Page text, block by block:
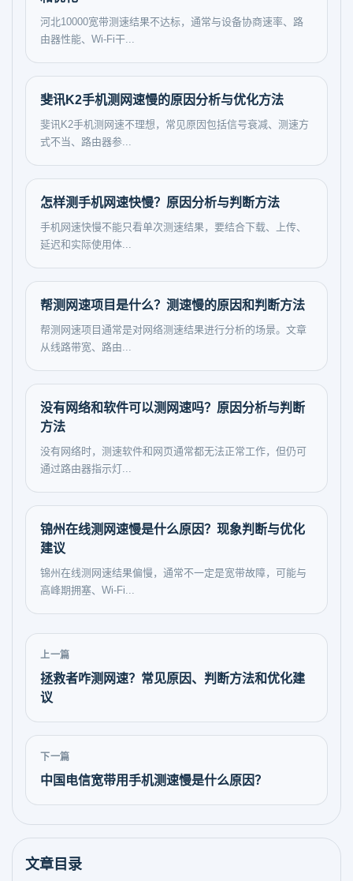
河北10000宽带测速结果不达标，通常与设备协商速率、路
由器性能、Wi‑Fi干...
斐讯K2手机测网速慢的原因分析与优化方法
斐讯K2手机测网速不理想，常见原因包括信号衰减、测速方
式不当、路由器参...
怎样测手机网速快慢？原因分析与判断方法
手机网速快慢不能只看单次测速结果，要结合下载、上传、
延迟和实际使用体...
帮测网速项目是什么？测速慢的原因和判断方法
帮测网速项目通常是对网络测速结果进行分析的场景。文章
从线路带宽、路由...
没有网络和软件可以测网速吗？原因分析与判断
方法
没有网络时，测速软件和网页通常都无法正常工作，但仍可
通过路由器指示灯...
锦州在线测网速慢是什么原因？现象判断与优化
建议
锦州在线测网速结果偏慢，通常不一定是宽带故障，可能与
高峰期拥塞、Wi-Fi...
上一篇
拯救者咋测网速？常见原因、判断方法和优化建
议
下一篇
中国电信宽带用手机测速慢是什么原因？
文章目录